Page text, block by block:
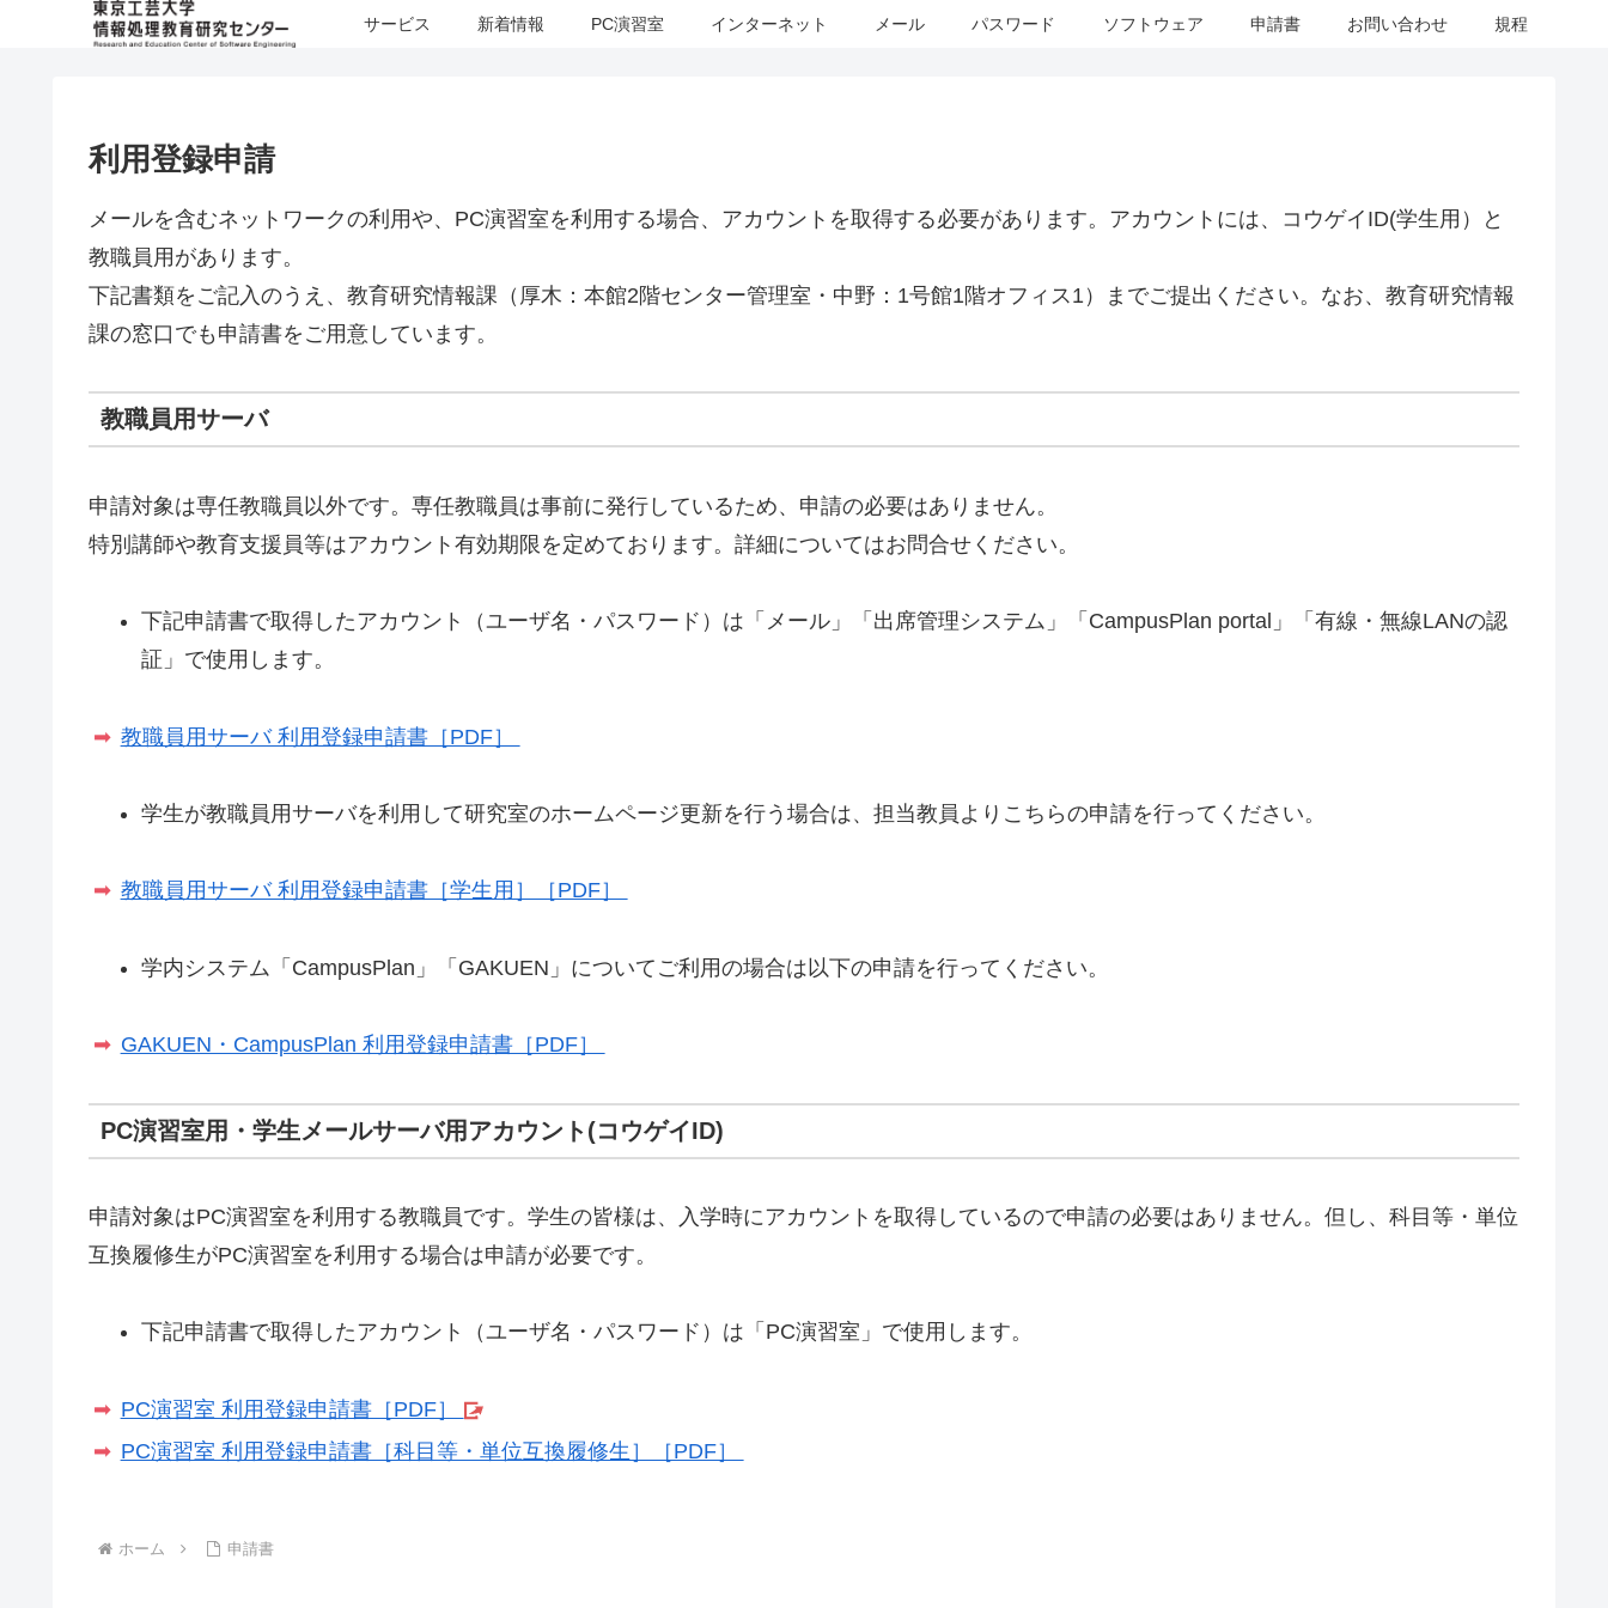
サービス 新着情報 PC演習室 インターネット メール パスワード ソフトウェア 申請書 お問い合わせ 規程
利用登録申請
メールを含むネットワークの利用や、PC演習室を利用する場合、アカウントを取得する必要があります。アカウントには、コウゲイID(学生用）と
教職員用があります。
下記書類をご記入のうえ、教育研究情報課（厚木：本館2階センター管理室・中野：1号館1階オフィス1）までご提出ください。なお、教育研究情報
課の窓口でも申請書をご用意しています。
教職員用サーバ
申請対象は専任教職員以外です。専任教職員は事前に発行しているため、申請の必要はありません。
特別講師や教育支援員等はアカウント有効期限を定めております。詳細についてはお問合せください。
下記申請書で取得したアカウント（ユーザ名・パスワード）は「メール」「出席管理システム」「CampusPlan portal」「有線・無線LANの認
証」で使用します。
教職員用サーバ 利用登録申請書［PDF］
学生が教職員用サーバを利用して研究室のホームページ更新を行う場合は、担当教員よりこちらの申請を行ってください。
教職員用サーバ 利用登録申請書［学生用］［PDF］
学内システム「CampusPlan」「GAKUEN」についてご利用の場合は以下の申請を行ってください。
GAKUEN・CampusPlan 利用登録申請書［PDF］
PC演習室用・学生メールサーバ用アカウント(コウゲイID)
申請対象はPC演習室を利用する教職員です。学生の皆様は、入学時にアカウントを取得しているので申請の必要はありません。但し、科目等・単位
互換履修生がPC演習室を利用する場合は申請が必要です。
下記申請書で取得したアカウント（ユーザ名・パスワード）は「PC演習室」で使用します。
PC演習室 利用登録申請書［PDF］
PC演習室 利用登録申請書［科目等・単位互換履修生］［PDF］
ホーム 申請書